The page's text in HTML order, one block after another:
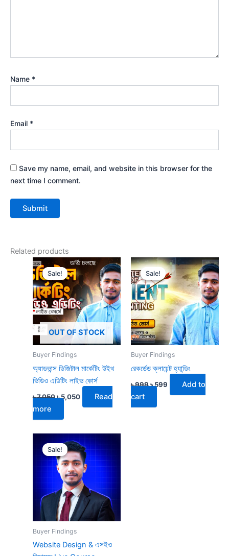
Name *
Email *
Save my name, email, and website in this browser for the
next time I comment.
Related products
Sale!
OUT OF STOCK
Sale!
Buyer Findings
অ্যাডভান্স ডিজিটাল মার্কেটিং উইথ
ভিডিও এডিটিং লাইভ কোর্স
৳7,050
Original
price
was:
৳ 7,050.
৳5,050
Current
price
is:
৳ 5,050.
Read
more
Sale!
Sale!
Buyer Findings
রেকর্ডেড ক্লায়েন্ট হ্যান্ডিং
৳999
Original
price
was:
৳ 999.
৳599
Current
price
is:
৳ 599.
Add to
cart
Sale!
Sale!
Buyer Findings
Website Design & এসইও
Original
price
was:
৳ 3,000.
Current
price
is:
৳ 2,000.